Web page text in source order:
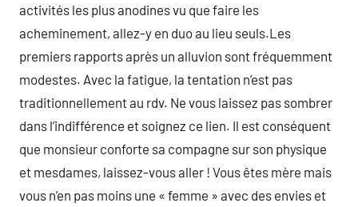
activités les plus anodines vu que faire les
acheminement, allez-y en duo au lieu seuls.Les
premiers rapports après un alluvion sont fréquemment
modestes. Avec la fatigue, la tentation n’est pas
traditionnellement au rdv. Ne vous laissez pas sombrer
dans l’indifférence et soignez ce lien. Il est conséquent
que monsieur conforte sa compagne sur son physique
et mesdames, laissez-vous aller ! Vous êtes mère mais
vous n’en pas moins une « femme » avec des envies et